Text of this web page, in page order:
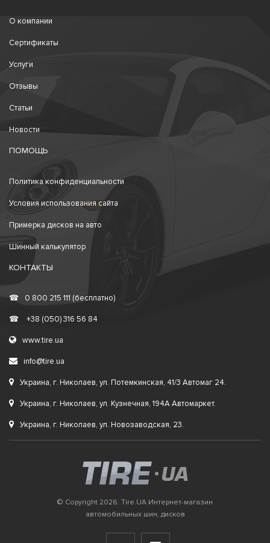
О компании
Сертификаты
Услуги
Отзывы
Статьи
Новости
ПОМОЩЬ
Политика конфиденциальности
Условия использования сайта
Примерка дисков на авто
Шинный калькулятор
КОНТАКТЫ
☎ 0 800 215 111 (бесплатно)
☎ +38 (050) 316 56 84
www.tire.ua
info@tire.ua
Украина, г. Николаев, ул. Потемкинская, 41/3 Автомаг 24.
Украина, г. Николаев, ул. Кузнечная, 194А Автомаркет.
Украина, г. Николаев, ул. Новозаводская, 23.
© Copyright 2026. Tire.UA Интернет-магазин
автомобильных шин, дисков